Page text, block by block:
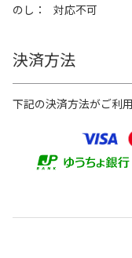
のし
対応不可
決済方法
下記の決済方法がご利用